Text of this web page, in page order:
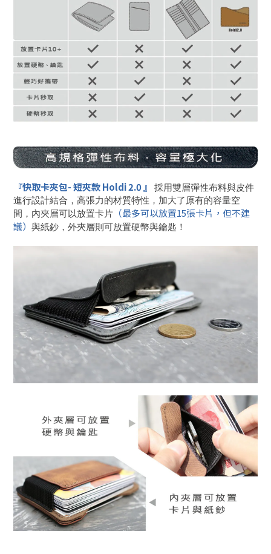
『快取卡夾包-短夾款 Holdi 2.0 』
採用雙層彈性布料與皮件
進行設計結合，高張力的材質特性，加大了原有的容量空
間，內夾層可以放置卡片 （最多可以放置15張卡片，但不建
議） 與紙鈔，外夾層則可放置硬幣與鑰匙！